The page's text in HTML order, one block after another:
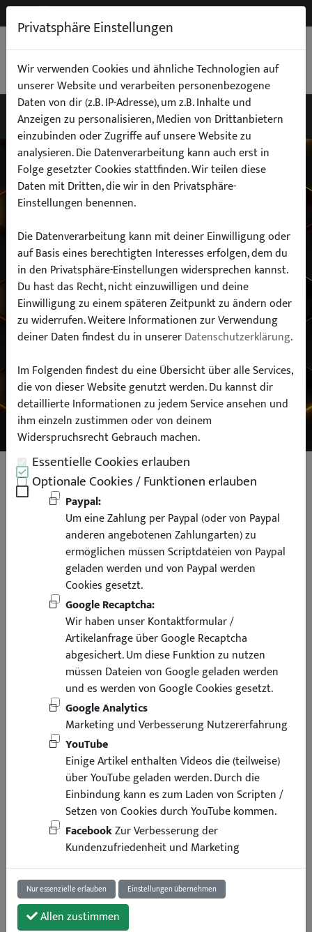
0,00 €
Wähle dein Auto
finde alle passenden Teile schnell und
einfach
Hersteller:
Modell:
SUCHEN
Unterfahrschutz Motorschutz für
BMW 3er E90 E91 E92 E93 nur für
inkl. Mwstzzgl. Versand
Lieferung binnen 4 Arbeitstagen
Privatsphäre Einstellungen
Wir verwenden Cookies und ähnliche Technologien auf
unserer Website und verarbeiten personenbezogene
Daten von dir (z.B. IP-Adresse), um z.B. Inhalte und
Anzeigen zu personalisieren, Medien von Drittanbietern
einzubinden oder Zugriffe auf unsere Website zu
analysieren. Die Datenverarbeitung kann auch erst in
Folge gesetzter Cookies stattfinden. Wir teilen diese
Daten mit Dritten, die wir in den Privatsphäre-
Einstellungen benennen.
Die Datenverarbeitung kann mit deiner Einwilligung oder
auf Basis eines berechtigten Interesses erfolgen, dem du
in den Privatsphäre-Einstellungen widersprechen kannst.
Du hast das Recht, nicht einzuwilligen und deine
Einwilligung zu einem späteren Zeitpunkt zu ändern oder
zu widerrufen. Weitere Informationen zur Verwendung
deiner Daten findest du in unsererDatenschutzerklärung.
Im Folgenden findest du eine Übersicht über alle Services,
die von dieser Website genutzt werden. Du kannst dir
detaillierte Informationen zu jedem Service ansehen und
ihm einzeln zustimmen oder von deinem
Widerspruchsrecht Gebrauch machen.
Essentielle Cookies erlauben
Optionale Cookies / Funktionen erlauben
Paypal:
Um eine Zahlung per Paypal (oder von Paypal
anderen angebotenen Zahlungarten) zu
ermöglichen müssen Scriptdateien von Paypal
geladen werden und von Paypal werden
Cookies gesetzt.
Google Recaptcha:
Wir haben unser Kontaktformular /
Artikelanfrage über Google Recaptcha
abgesichert. Um diese Funktion zu nutzen
müssen Dateien von Google geladen werden
und es werden von Google Cookies gesetzt.
Google Analytics
Marketing und Verbesserung Nutzererfahrung
YouTube
Einige Artikel enthalten Videos die (teilweise)
über YouTube geladen werden. Durch die
Einbindung kann es zum Laden von Scripten /
Setzen von Cookies durch YouTube kommen.
FacebookZur Verbesserung der
Kundenzufriedenheit und Marketing
Nur essenzielle erlauben Einstellungen übernehmen
Allen zustimmen